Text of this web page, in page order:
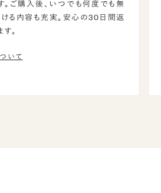
。ご購入後、いつでも何度でも無
る内容も充実。安心の30日間返
。
いて